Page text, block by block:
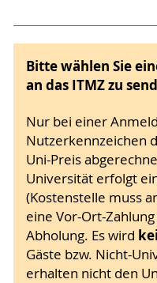
Bitte wählen Sie
an das ITMZ zu
Nur bei einer
Nutzerkennzeichen
Uni-Preis
Universität erfolgt
(Kostenstelle muss
eine Vor-Ort-
Abholung. Es wird
Gäste bzw. Nicht-
erhalten nicht den